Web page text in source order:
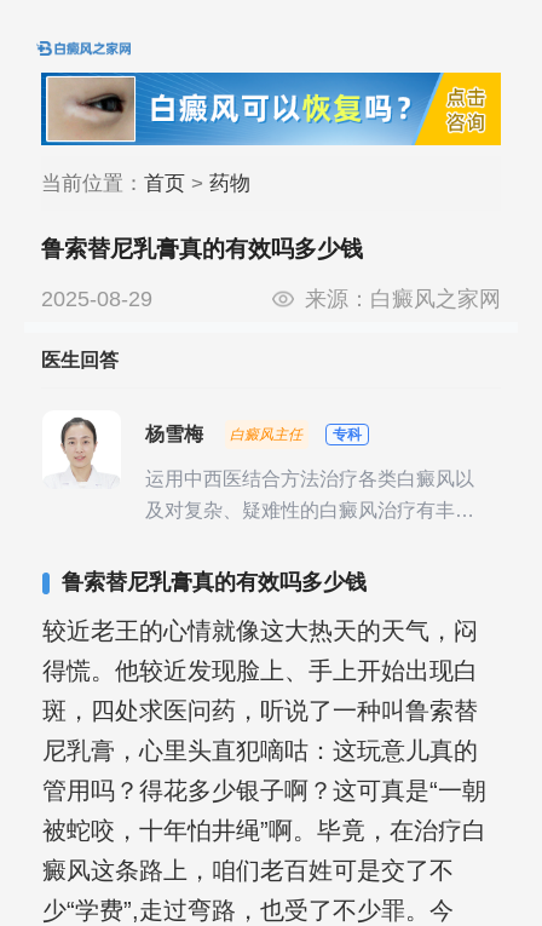
当前位置： 首页> 药物
鲁索替尼乳膏真的有效吗多少钱
2025-08-29 来源： 白癜风之家网
医生回答
杨雪梅 白癜风主任 专科
运用中西医结合方法治疗各类白癜风以
及对复杂、疑难性的白癜风治疗有丰富
合巩固用药的调理，并对白癜风患者的
导，全方位帮助患者康复。
鲁索替尼乳膏真的有效吗多少钱
较近老王的心情就像这大热天的天气，闷
得慌。他较近发现脸上、手上开始出现白
斑，四处求医问药，听说了一种叫鲁索替
尼乳膏，心里头直犯嘀咕：这玩意儿真的
管用吗？得花多少银子啊？这可真是“一朝
被蛇咬，十年怕井绳”啊。毕竟，在治疗白
癜风这条路上，咱们老百姓可是交了不
少“学费”,走过弯路，也受了不少罪。今